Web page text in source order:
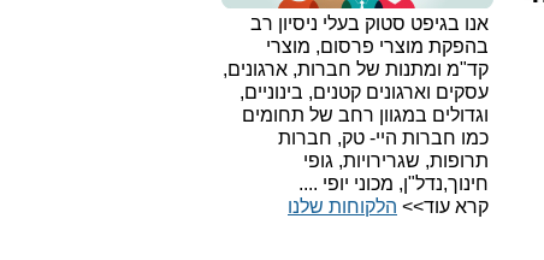
אנו בגיפט סטוק בעלי ניסיון רב
בהפקת מוצרי פרסום, מוצרי
קד"מ ומתנות של חברות, ארגונים,
עסקים וארגונים קטנים, בינוניים,
וגדולים במגוון רחב של תחומים
כמו חברות היי- טק, חברות
תרופות, שגרירויות, גופי
חינוך,נדל"ן, מכוני יופי ....
קרא עוד>> הלקוחות שלנו